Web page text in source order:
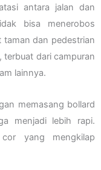
antara jalan dan
bisa menerobos
taman dan pedestrian
dari campuran
lainnya.
memasang bollard
menjadi lebih rapi.
yang mengkilap